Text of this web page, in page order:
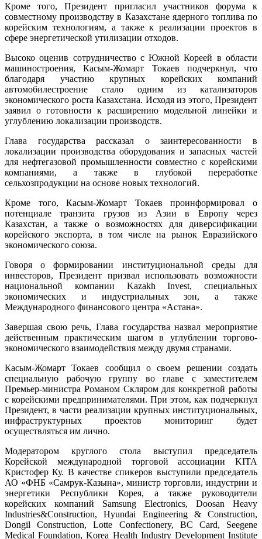
Кроме того, Президент пригласил участников форума к
совместному производству в Казахстане ядерного топлива по
корейским технологиям, а также к реализации проектов в
сфере энергетической утилизации отходов.
Высоко оценив сотрудничество с Южной Кореей в области
машиностроения, Касым-Жомарт Токаев подчеркнул, что
благодаря участию крупных корейских компаний
автомобилестроение стало одним из катализаторов
экономического роста Казахстана. Исходя из этого, Президент
заявил о готовности к расширению модельной линейки и
углублению локализации производств.
Глава государства рассказал о заинтересованности в
локализации производства оборудования и запасных частей
для нефтегазовой промышленности совместно с корейскими
компаниями, а также в глубокой переработке
сельхозпродукции на основе новых технологий.
Кроме того, Касым-Жомарт Токаев проинформировал о
потенциале транзита грузов из Азии в Европу через
Казахстан, а также о возможностях для диверсификации
корейского экспорта, в том числе на рынок Евразийского
экономического союза.
Говоря о формировании институциональной среды для
инвесторов, Президент призвал использовать возможности
национальной компании Kazakh Invest, специальных
экономических и индустриальных зон, а также
Международного финансового центра «Астана».
Завершая свою речь, Глава государства назвал мероприятие
действенным практическим шагом в углублении торгово-
экономического взаимодействия между двумя странами.
Касым-Жомарт Токаев сообщил о своем решении создать
специальную рабочую группу во главе с заместителем
Премьер-министра Романом Скляром для конкретной работы
с корейскими предпринимателями. При этом, как подчеркнул
Президент, в части реализации крупных институциональных,
инфраструктурных проектов мониторинг будет
осуществляться им лично.
Модератором круглого стола выступил председатель
Корейской международной торговой ассоциации KITA
Кристофер Ку. В качестве спикеров выступили председатель
АО «ФНБ «Самрук-Казына», министр торговли, индустрии и
энергетики Республики Корея, а также руководители
корейских компаний Samsung Electronics, Doosan Heavy
Industries&Construction, Hyundai Engineering & Construction,
Dongil Construction, Lotte Confectionery, BC Card, Seegene
Medical Foundation, Korea Health Industry Development Institute